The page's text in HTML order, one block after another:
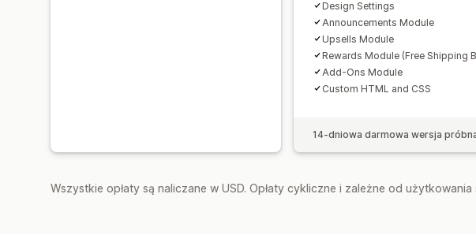
Design Settings
Announcements Module
Upsells Module
Rewards Module (Free Shipping
Add-Ons Module
Custom HTML and CSS
14-dniowa darmowa wersja
Wszystkie opłaty są naliczane w USD. Opłaty cykliczne i zależne od